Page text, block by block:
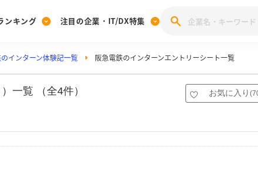
[27卒] 本選考体験記投稿キャンペーン
ンキング
みんなのDX企業就職ブランド調査
注目の企業・IT/DX特集
研究
インターン体験記一覧 阪急電鉄のインターンエントリーシート一覧
一覧 （全4件） お気に入り (